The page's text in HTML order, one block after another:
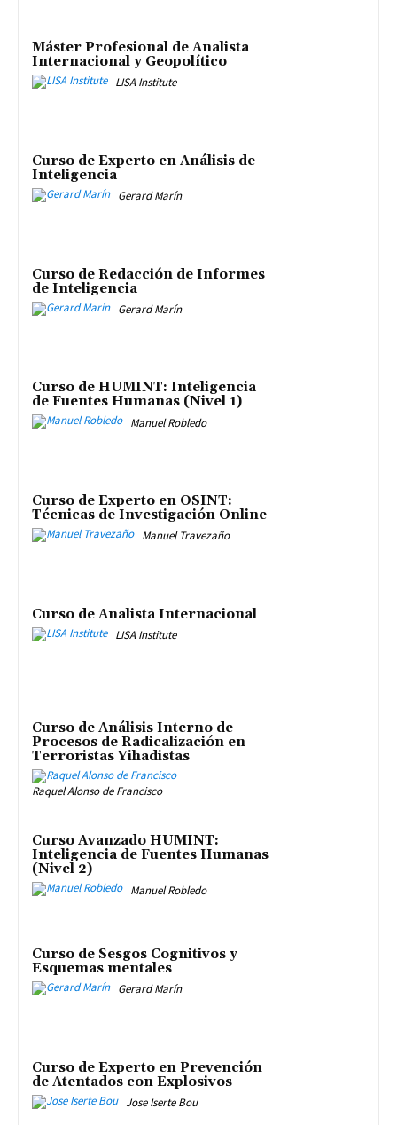
Máster Profesional de Analista
Internacional y Geopolítico
LISA Institute
Curso de Experto en Análisis de
Inteligencia
Gerard Marín
Curso de Redacción de Informes
de Inteligencia
Gerard Marín
Curso de HUMINT: Inteligencia
de Fuentes Humanas (Nivel 1)
Manuel Robledo
Curso de Experto en OSINT:
Técnicas de Investigación Online
Manuel Travezaño
Curso de Analista Internacional
LISA Institute
Curso de Análisis Interno de
Procesos de Radicalización en
Terroristas Yihadistas
Raquel Alonso de Francisco
Curso Avanzado HUMINT:
Inteligencia de Fuentes Humanas
(Nivel 2)
Manuel Robledo
Curso de Sesgos Cognitivos y
Esquemas mentales
Gerard Marín
Curso de Experto en Prevención
de Atentados con Explosivos
Jose Iserte Bou